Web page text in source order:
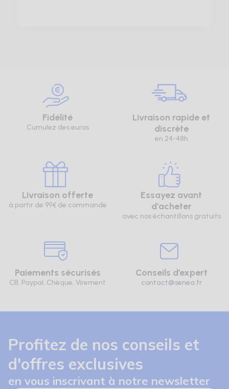
Fidélité
Cumulez des euros
Livraison rapide et
discrète
en 24-48h
Livraison offerte
à partir de 99€ de commande
Essayez avant
d'acheter
avec nos échantillons gratuits
Paiements sécurisés
CB, Paypal, Chèque, Virement
Conseils d’expert
contact@senea.fr
Profitez de nos conseils et
d'offres exclusives
en vous inscrivant à notre newsletter